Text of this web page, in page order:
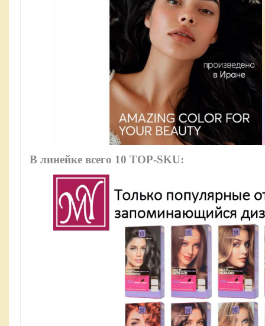
В линейке всего 10 TOP-SKU: